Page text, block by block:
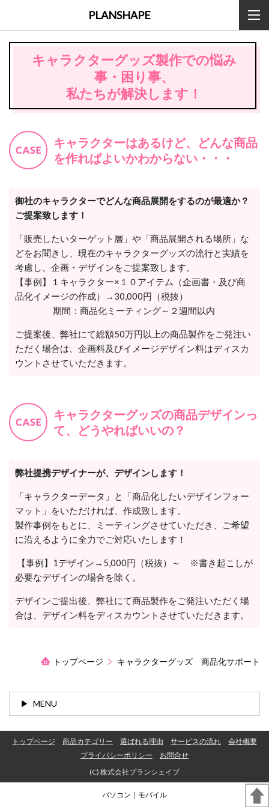
PLANSHAPE
キャラクターグッズ製作での悩み
事・困り事、
私たちが解決します！
キャラクターはあるけど、どんな商品
を作ればよいかわからない・・・
御社のキャラクターでどんな商品展開をするのが最適か？
ご提案致します！
「販売したいターゲット層」や「商品展開される場所」な
どをお聞きし、現在のキャラクターグッズの流行と実績を
考慮し、企画・デザインをご提案致します。
【事例】１キャラクター×１０アイテム（企画書・及び商
品化イメージの作成）→30,000円（税抜）
期間：商品化ミーティング～２週間以内
ご提案後、弊社にて総額50万円以上の商品製作をご発注い
ただく場合は、企画料及びイメージデザイン料はディスカ
ウントさせていただきます。
キャラクターグッズの商品デザインっ
て、どうやればいいの？
弊社提携デザイナーが、デザインします！
「キャラクターデータ」と「商品化したいデザインフォー
マット」をいただければ、作成致します。
製作事例をもとに、ミーティングさせていただき、ご希望
に沿えるように全力でご対応いたします！
【事例】1デザイン→5,000円（税抜）～ ※書き起こしが
必要なデザインの場合を除く。
デザインご提出後、弊社にて商品製作をご発注いただく場
合は、デザイン料をディスカウントさせていただきます。
トップページ キャラクターグッズ 商品化サポート
MENU
(C) 株式会社プランシェイプ
トップページ 商品カテゴリー 選ばれる理由 サービスの流れ
会社概要
プライバシーポリシー
お問合せ
パソコン ｜モバイル